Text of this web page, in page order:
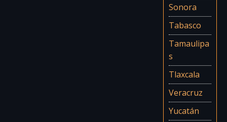
Sonora
Tabasco
Tamaulipa
s
Tlaxcala
Veracruz
Yucatán